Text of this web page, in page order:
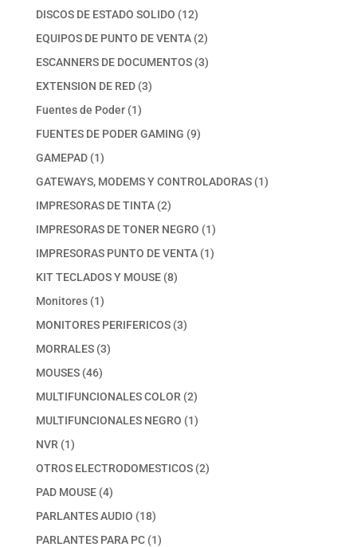
productos
DISCOS DE ESTADO SOLIDO 1212
productos
EQUIPOS DE PUNTO DE VENTA 22
productos
ESCANNERS DE DOCUMENTOS 33
EXTENSION DE RED 33
Fuentes de Poder 11
producto
FUENTES DE PODER GAMING 99
GAMEPAD 11
producto
GATEWAYS, MODEMS Y CONTROLADORAS 11
IMPRESORAS DE TINTA 22
productos
IMPRESORAS DE TONER NEGRO 11
producto
IMPRESORAS PUNTO DE VENTA 11
KIT TECLADOS Y MOUSE 88
Monitores 11
producto
MONITORES PERIFERICOS 33
MORRALES 33
MOUSES 4646
productos
MULTIFUNCIONALES COLOR 22
productos
MULTIFUNCIONALES NEGRO 11
NVR 11
producto
OTROS ELECTRODOMESTICOS 22
PAD MOUSE 44
productos
PARLANTES AUDIO 1818
productos
PARLANTES PARA PC 11